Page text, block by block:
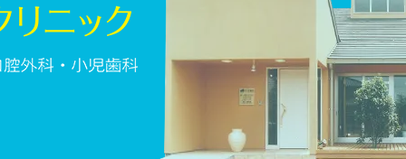
歯周病治療 入れ歯・イン